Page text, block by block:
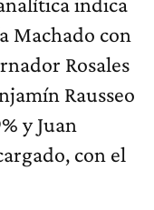
Machado con
Rosales
Rausseo
y Juan
con el